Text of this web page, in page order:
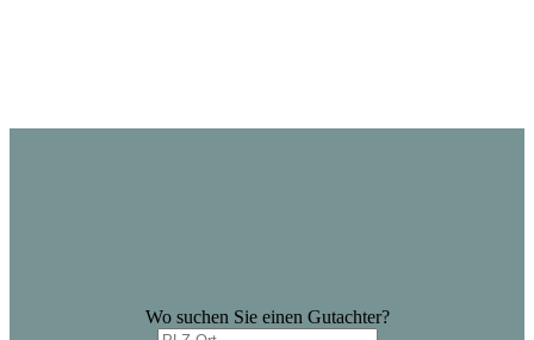
Wo suchen Sie einen Gutachter?